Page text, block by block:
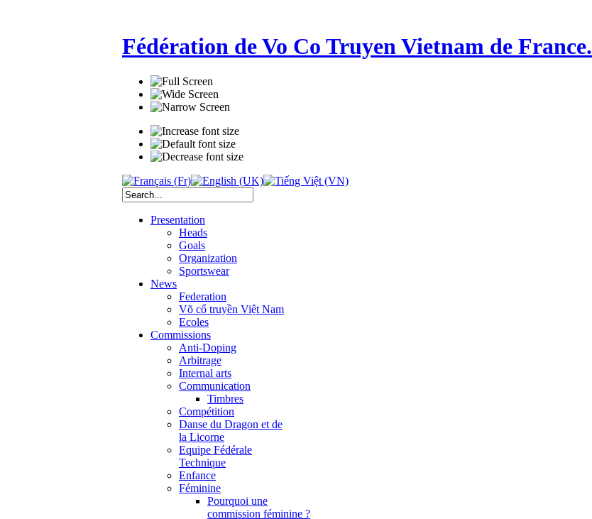
Fédération de Vo Co Truyen Vietnam de France.
Presentation
Heads
Goals
Organization
Sportswear
News
Federation
Võ cổ truyền Việt Nam
Ecoles
Commissions
Anti-Doping
Arbitrage
Internal arts
Communication
Timbres
Compétition
Danse du Dragon et de
la Licorne
Equipe Fédérale
Technique
Enfance
Féminine
Pourquoi une
commission féminine ?